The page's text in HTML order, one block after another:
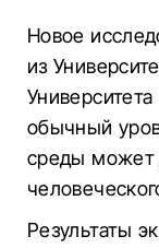
Новое
из
обычный
среды может
Результаты